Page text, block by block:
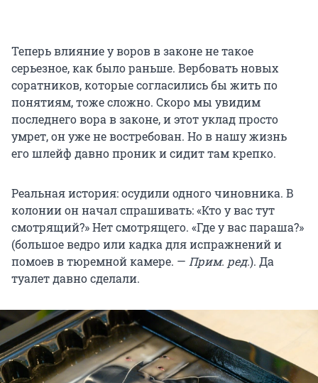
Теперь влияние у воров в законе не такое
серьезное, как было раньше. Вербовать новых
соратников, которые согласились бы жить по
понятиям, тоже сложно. Скоро мы увидим
последнего вора в законе, и этот уклад просто
умрет, он уже не востребован. Но в нашу жизнь
его шлейф давно проник и сидит там крепко.
Реальная история: осудили одного чиновника. В
колонии он начал спрашивать: «Кто у вас тут
смотрящий?» Нет смотрящего. «Где у вас параша?»
(большое ведро или кадка для испражнений и
помоев в тюремной камере. — Прим. ред.). Да
туалет давно сделали.